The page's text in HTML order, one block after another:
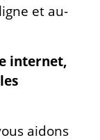
et au-
internet,
aidons